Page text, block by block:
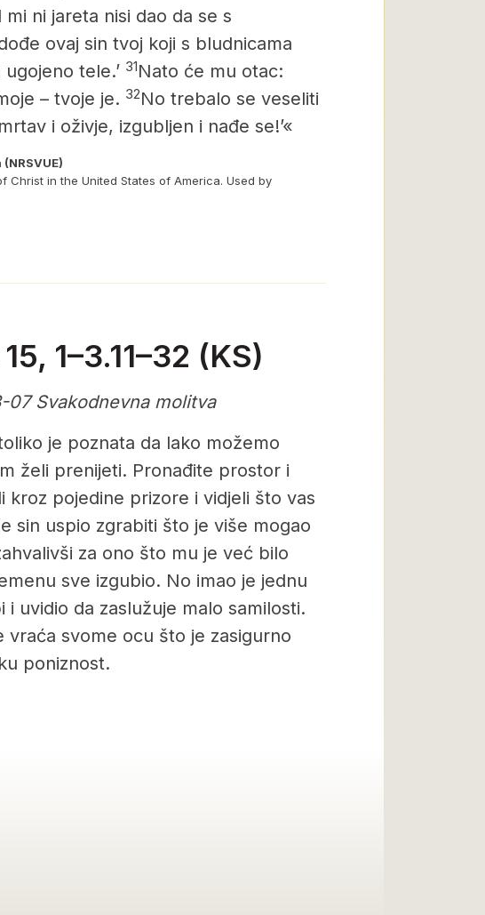
ni jareta nisi dao da se s
ovaj sin tvoj koji s bludnicama
tele.’ 31Nato će mu otac:
– tvoje je. 32No trebalo se veseliti
i oživje, izgubljen i nađe se!’«
in the United States of America. Used by
1–3.11–32 (KS)
Svakodnevna molitva
je poznata da lako možemo
želi prenijeti. Pronađite prostor i
pojedine prizore i vidjeli što vas
sin uspio zgrabiti što je više mogao
za ono što mu je već bilo
sve izgubio. No imao je jednu
uvidio da zaslužuje malo samilosti.
vraća svome ocu što je zasigurno
poniznost.